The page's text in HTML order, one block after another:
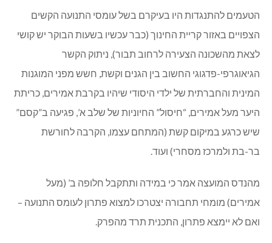
הטעמים להתנגדות היו בעיקרם בשל עומסי התנועה הקשים
הצפויים באזור קריית החינוך (כבר עכשיו בשעות הבוקר יש קושי
לצאת מהשכונה הצעירה לרחוב תבור), ניתוק הקשר
הגיאוגרפי-פדגוגי החשוב בין הגנים וקשת, חשש מפני המוגנות
המינית והחברתית של ילדי היסודי שיהיו בקרבת אמירים, כריתת
היער מעל אמירים, “חיסול” החיוניות של שלב א’, פגיעה ב”קסם”
שיש כרגע במיקום קשת (המתחם עצמו, הקרבה לחורשת
בר-בת ולמרכז מסחרי) ועוד.
מהנדס המועצה אמר כי במידה ותתקבל חלופה ב’ (מעל
אמירים) מומחי תחבורה יצטרכו למצוא פתרון לעומס התנועה –
ואם לא יימצא פתרון, התכנית תרד מהפרק.